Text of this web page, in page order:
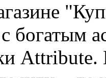
богатым